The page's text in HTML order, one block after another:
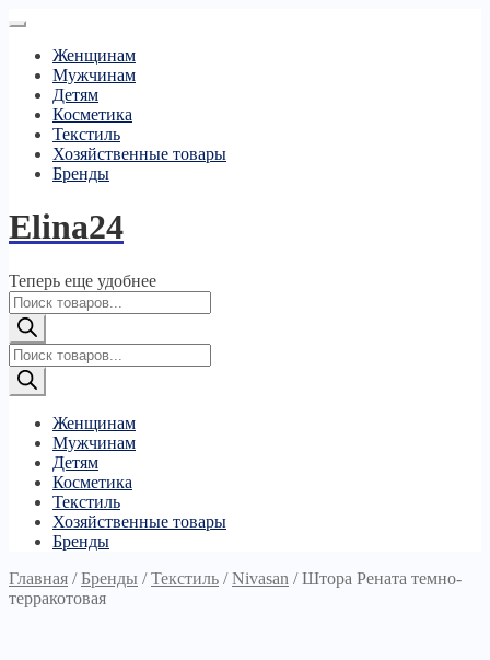
Женщинам
Мужчинам
Детям
Косметика
Текстиль
Хозяйственные товары
Бренды
Elina24
Теперь еще удобнее
Поиск
товаров
Поиск
товаров
Женщинам
Мужчинам
Детям
Косметика
Текстиль
Хозяйственные товары
Бренды
Главная /Бренды /Текстиль /Nivasan /Штора Рената темно-
терракотовая